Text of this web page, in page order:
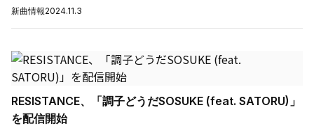
新曲情報2024.11.3
RESISTANCE、「調子どうだSOSUKE (feat. SATORU)」
を配信開始